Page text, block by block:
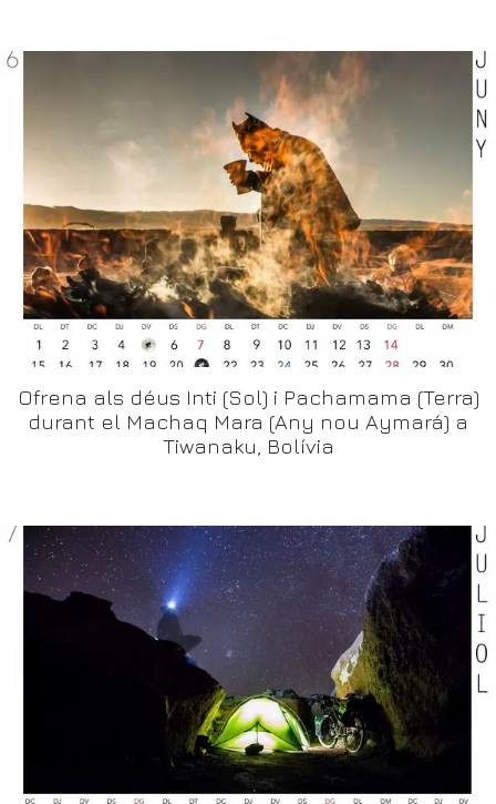
Ofrena als déus Inti (Sol) i Pachamama (Terra)
durant el Machaq Mara (Any nou Aymará) a
Tiwanaku, Bolívia